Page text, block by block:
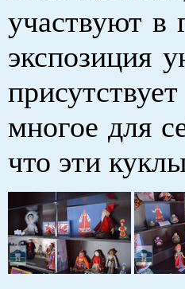
участвуют в
экспозиция
многое для
что эти